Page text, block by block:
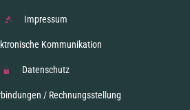
Impressum
Kommunikation
Datenschutz
/ Rechnungsstellung